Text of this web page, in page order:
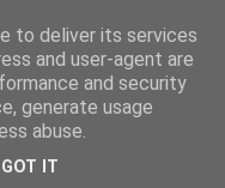
to deliver its services
and user-agent are
and security
generate usage
abuse.
GOT IT